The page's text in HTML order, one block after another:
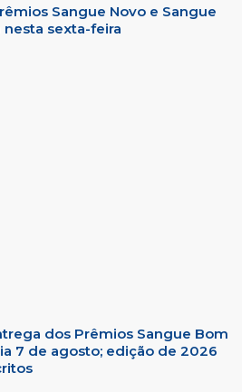
Sangue Novo e Sangue
sexta-feira
dos Prêmios Sangue Bom
7 de agosto; edição de 2026